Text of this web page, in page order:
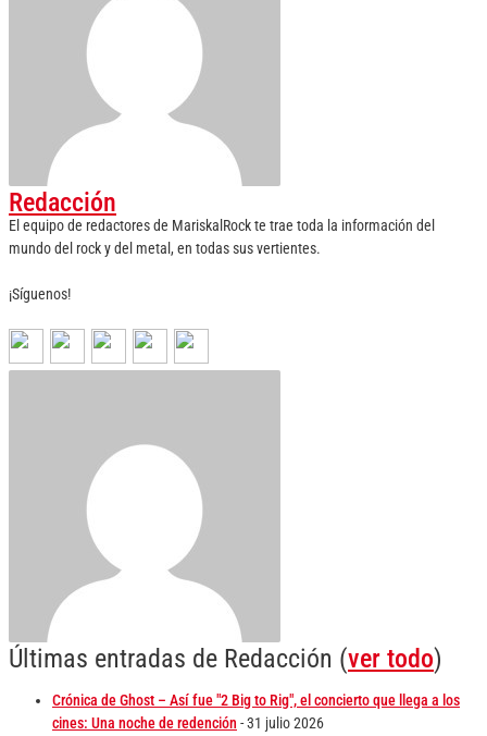
Redacción
El equipo de redactores de MariskalRock te trae toda la información del
mundo del rock y del metal, en todas sus vertientes.
¡Síguenos!
Últimas entradas de Redacción (ver todo)
Crónica de Ghost – Así fue "2 Big to Rig", el concierto que llega a los
cines: Una noche de redención - 31 julio 2026